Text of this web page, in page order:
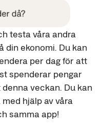
testa våra andra
din ekonomi. Du kan
per dag för att
spenderar pengar
veckan. Du kan
hjälp av våra
samma app!